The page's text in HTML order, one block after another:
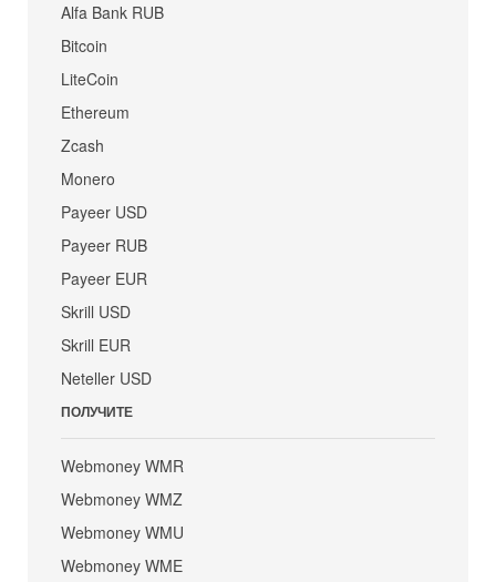
Alfa Bank RUB
Bitcoin
LiteCoin
Ethereum
Zcash
Monero
Payeer USD
Payeer RUB
Payeer EUR
Skrill USD
Skrill EUR
Neteller USD
ПОЛУЧИТЕ
Webmoney WMR
Webmoney WMZ
Webmoney WMU
Webmoney WME